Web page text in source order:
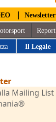
| Newsletter
Report
Il Legale
Mailing List